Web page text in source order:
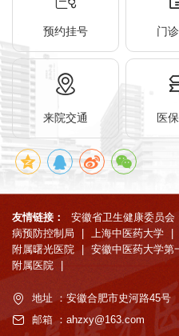
预约挂号 门
来院交通 医
友情链接： 安徽省卫生健康委员会
病预防控制局
上海中医药大学
附属曙光医院
安徽中医药大学第
附属医院
地址 ：安徽合肥市史河路45号
邮箱 ：ahzxy@163.com